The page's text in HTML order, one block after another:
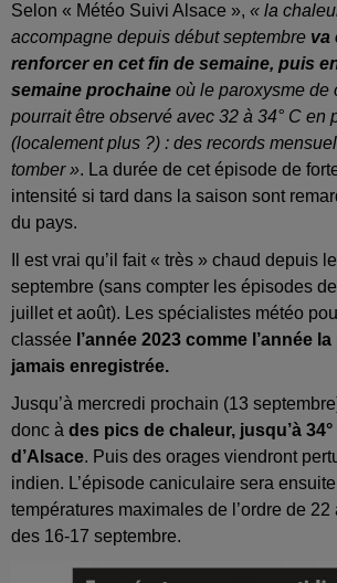
Selon « Météo Suivi Alsace », « la
accompagne depuis début septembre va
renforcer en cet fin de semaine, puis
semaine prochaine où le paroxysme de
pourrait être observé avec 32 à 34° C en
(localement plus ?) : des records
tomber ». La durée de cet épisode de
intensité si tard dans la saison sont
du pays.
Il est vrai qu’il fait « très » chaud depuis
septembre (sans compter les épisodes
juillet et août). Les spécialistes météo
classée l’année 2023 comme l’année
jamais enregistrée.
Jusqu’à mercredi prochain (13
donc à des pics de chaleur, jusqu’à
d’Alsace. Puis des orages viendront
indien. L’épisode caniculaire sera
températures maximales de l’ordre de 22
des 16-17 septembre.